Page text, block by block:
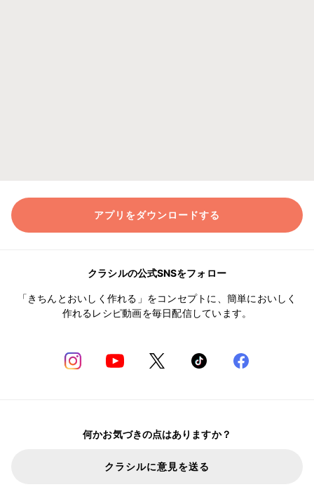
アプリをダウンロードする
クラシルの公式SNSをフォロー
「きちんとおいしく作れる」をコンセプトに、簡単においしく
作れるレシピ動画を毎日配信しています。
何かお気づきの点はありますか？
クラシルに意見を送る